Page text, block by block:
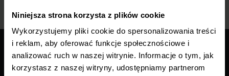
Niniejsza strona korzysta z plików cookie
Wykorzystujemy pliki cookie do spersonalizowania treści
i reklam, aby oferować funkcje społecznościowe i
analizować ruch w naszej witrynie. Informacje o tym, jak
korzystasz z naszej witryny, udostępniamy partnerom
O NAS